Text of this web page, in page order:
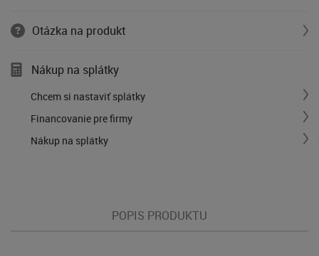
Otázka na produkt
Nákup na splátky
Chcem si nastaviť splátky
Financovanie pre firmy
Nákup na splátky
POPIS PRODUKTU